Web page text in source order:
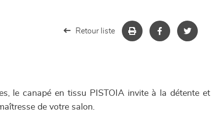
Retour liste
le canapé en tissu PISTOIA invite à la détente et
de votre salon.